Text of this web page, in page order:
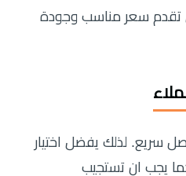
تقدم سعر مناسب وجودة
سريع. لذلك يفضل اختيار
يجب ان تستجيب